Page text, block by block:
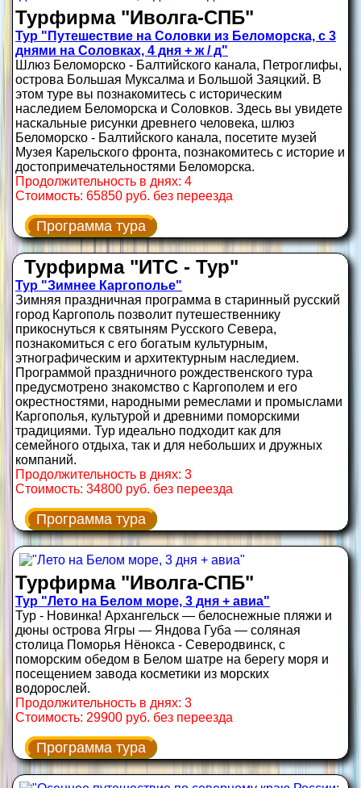
Турфирма "Иволга-СПБ"
Тур "Путешествие на Соловки из Беломорска, с 3
днями на Соловках, 4 дня + ж / д"
Шлюз Беломорско - Балтийского канала, Петроглифы,
острова Большая Муксалма и Большой Заяцкий. В
этом туре вы познакомитесь с историческим
наследием Беломорска и Соловков. Здесь вы увидете
наскальные рисунки древнего человека, шлюз
Беломорско - Балтийского канала, посетите музей
Музея Карельского фронта, познакомитесь с историе и
достопримечательностями Беломорска.
Продолжительность в днях: 4
Стоимость: 65850 руб. без переезда
Программа тура
Турфирма "ИТС - Тур"
Тур "Зимнее Каргополье"
Зимняя праздничная программа в старинный русский
город Каргополь позволит путешественнику
прикоснуться к святыням Русского Севера,
познакомиться с его богатым культурным,
этнографическим и архитектурным наследием.
Программой праздничного рождественского тура
предусмотрено знакомство с Каргополем и его
окрестностями, народными ремеслами и промыслами
Каргополья, культурой и древними поморскими
традициями. Тур идеально подходит как для
семейного отдыха, так и для небольших и дружных
компаний.
Продолжительность в днях: 3
Стоимость: 34800 руб. без переезда
Программа тура
Турфирма "Иволга-СПБ"
Тур "Лето на Белом море, 3 дня + авиа"
Тур - Новинка! Архангельск — белоснежные пляжи и
дюны острова Ягры — Яндова Губа — соляная
столица Поморья Нёнокса - Северодвинск, с
поморским обедом в Белом шатре на берегу моря и
посещением завода косметики из морских
водорослей.
Продолжительность в днях: 3
Стоимость: 29900 руб. без переезда
Программа тура